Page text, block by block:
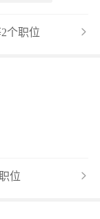
个职位
位